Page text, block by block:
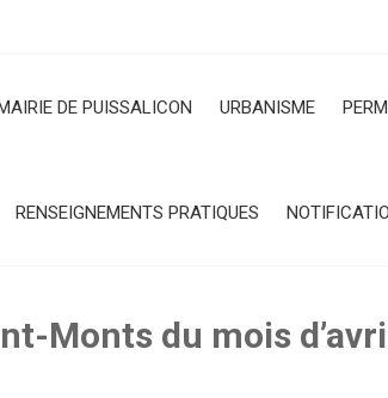
DE PUISSALICON URBANISME
RENSEIGNEMENTS PRATIQUES
Monts du mois